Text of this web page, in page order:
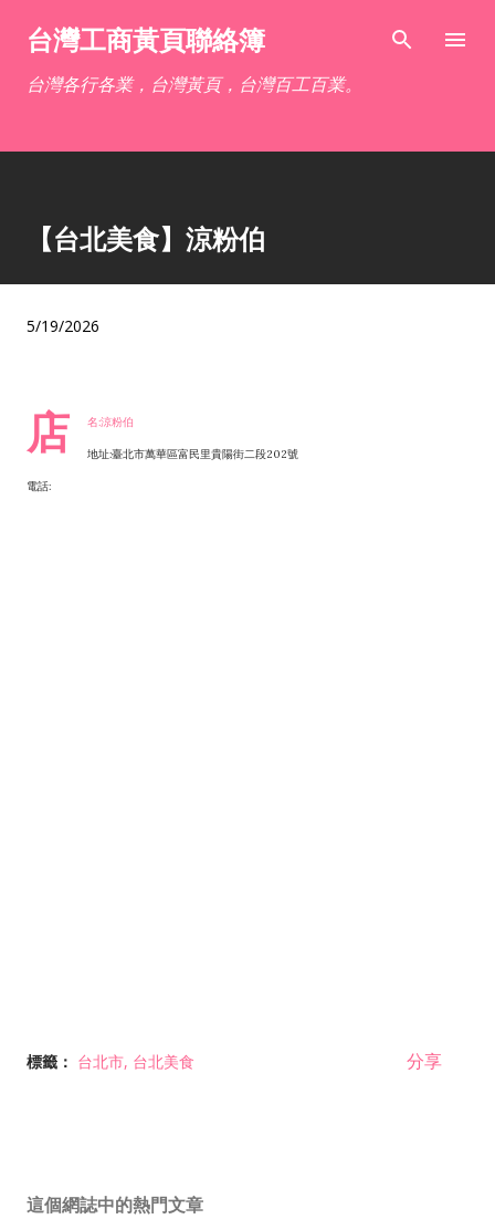
跳到主要內容
台灣工商黃頁聯絡簿
台灣各行各業，台灣黃頁，台灣百工百業。
【台北美食】涼粉伯
5/19/2026
店 名:涼粉伯
地址:臺北市萬華區富民里貴陽街二段202號
電話:
標籤： 台北市 台北美食 分享
這個網誌中的熱門文章